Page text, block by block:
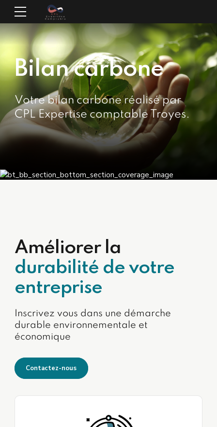
Bilan carbone
Votre bilan carbone réalisé par
CPL Expertise comptable Troyes.
Améliorer la
durabilité de votre
entreprise
Inscrivez vous dans une démarche
durable environnementale et
économique
Contactez-nous